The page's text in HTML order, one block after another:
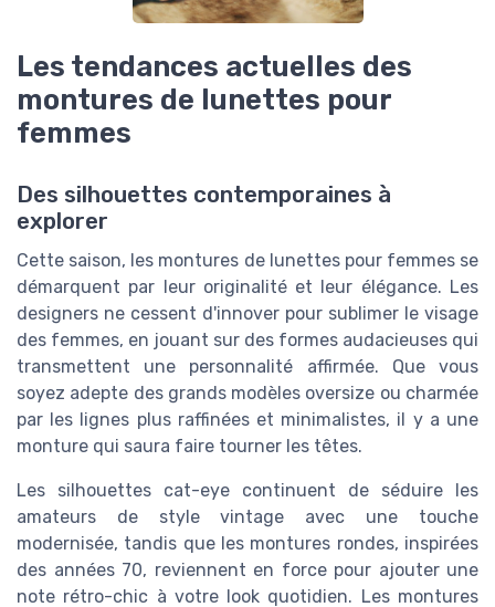
Les tendances actuelles des
montures de lunettes pour
femmes
Des silhouettes contemporaines à
explorer
Cette saison, les montures de lunettes pour femmes se
démarquent par leur originalité et leur élégance. Les
designers ne cessent d'innover pour sublimer le visage
des femmes, en jouant sur des formes audacieuses qui
transmettent une personnalité affirmée. Que vous
soyez adepte des grands modèles oversize ou charmée
par les lignes plus raffinées et minimalistes, il y a une
monture qui saura faire tourner les têtes.
Les silhouettes cat-eye continuent de séduire les
amateurs de style vintage avec une touche
modernisée, tandis que les montures rondes, inspirées
des années 70, reviennent en force pour ajouter une
note rétro-chic à votre look quotidien. Les montures